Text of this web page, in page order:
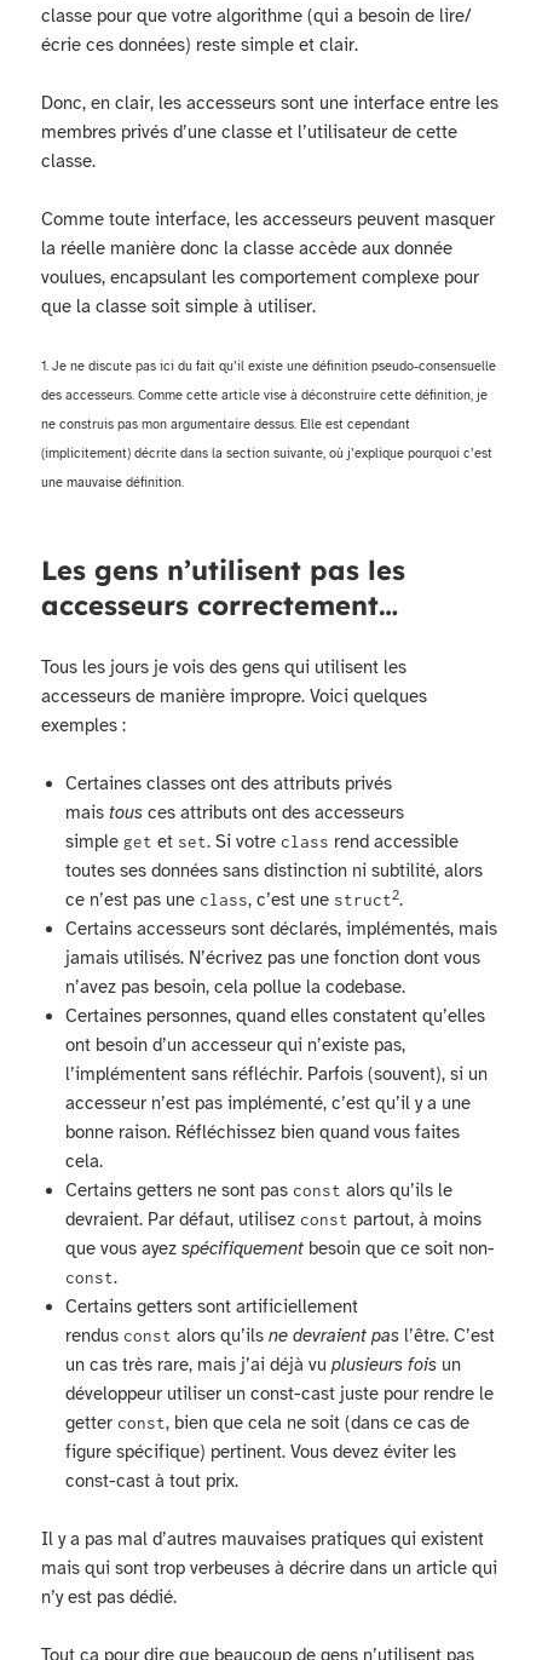
classe pour que votre algorithme (qui a besoin de lire/
écrie ces données) reste simple et clair.
Donc, en clair, les accesseurs sont une interface entre les
membres privés d’une classe et l’utilisateur de cette
classe.
Comme toute interface, les accesseurs peuvent masquer
la réelle manière donc la classe accède aux donnée
voulues, encapsulant les comportement complexe pour
que la classe soit simple à utiliser.
1. Je ne discute pas ici du fait qu’il existe une définition pseudo-consensuelle
des accesseurs. Comme cette article vise à déconstruire cette définition, je
ne construis pas mon argumentaire dessus. Elle est cependant
(implicitement) décrite dans la section suivante, où j’explique pourquoi c’est
une mauvaise définition.
Les gens n’utilisent pas les
accesseurs correctement…
Tous les jours je vois des gens qui utilisent les
accesseurs de manière impropre. Voici quelques
exemples :
Certaines classes ont des attributs privés
maistous ces attributs ont des accesseurs
simpleget et set. Si votre class rend accessible
toutes ses données sans distinction ni subtilité, alors
ce n’est pas une class, c’est une struct2.
Certains accesseurs sont déclarés, implémentés, mais
jamais utilisés. N’écrivez pas une fonction dont vous
n’avez pas besoin, cela pollue la codebase.
Certaines personnes, quand elles constatent qu’elles
ont besoin d’un accesseur qui n’existe pas,
l’implémentent sans réfléchir. Parfois (souvent), si un
accesseur n’est pas implémenté, c’est qu’il y a une
bonne raison. Réfléchissez bien quand vous faites
cela.
Certains getters ne sont pas const alors qu’ils le
devraient. Par défaut, utilisez const partout, à moins
que vous ayezspécifiquement besoin que ce soit non-
const.
Certains getters sont artificiellement
rendus const alors qu’ilsne devraient pas l’être. C’est
un cas très rare, mais j’ai déjà vuplusieurs fois un
développeur utiliser un const-cast juste pour rendre le
getter const, bien que cela ne soit (dans ce cas de
figure spécifique) pertinent. Vous devez éviter les
const-cast à tout prix.
Il y a pas mal d’autres mauvaises pratiques qui existent
mais qui sont trop verbeuses à décrire dans un article qui
n’y est pas dédié.
Tout ça pour dire que beaucoup de gens n’utilisent pas